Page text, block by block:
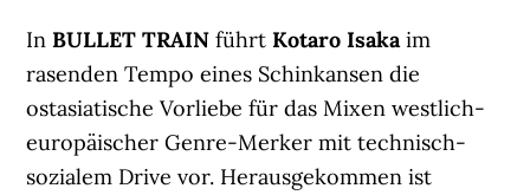
In BULLET TRAINführt Kotaro Isaka im
rasenden Tempo eines Schinkansen die
ostasiatische Vorliebe für das Mixen westlich-
europäischer Genre-Merker mit technisch-
sozialem Drive vor. Herausgekommen ist